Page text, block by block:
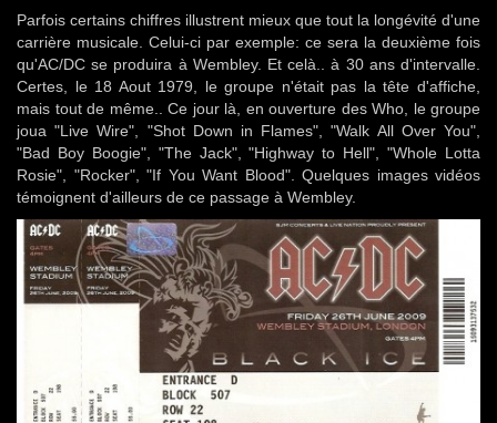
Parfois certains chiffres illustrent mieux que tout la longévité d'une
carrière musicale. Celui-ci par exemple: ce sera la deuxième fois
qu'AC/DC se produira à Wembley. Et celà.. à 30 ans d'intervalle.
Certes, le 18 Aout 1979, le groupe n'était pas la tête d'affiche,
mais tout de même.. Ce jour là, en ouverture des Who, le groupe
joua "Live Wire", "Shot Down in Flames", "Walk All Over You",
"Bad Boy Boogie", "The Jack", "Highway to Hell", "Whole Lotta
Rosie", "Rocker", "If You Want Blood". Quelques images vidéos
témoignent d'ailleurs de ce passage à Wembley.